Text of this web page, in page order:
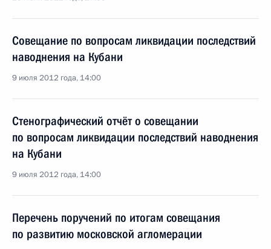
Совещание по вопросам ликвидации последствий
наводнения на Кубани
9 июля 2012 года, 14:00
Стенографический отчёт о совещании
по вопросам ликвидации последствий наводнения
на Кубани
9 июля 2012 года, 14:00
Перечень поручений по итогам совещания
по развитию московской агломерации